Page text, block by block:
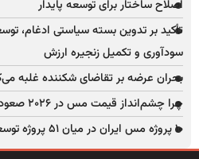
اصلاح ساختار برای توسعه پایدار
تأکید بر تدوین بسته سیاستی ادغام،
سودآوری و تکمیل زنجیره ارزش
بحران عرضه بر تقاضای شکننده غلبه
چرا چشم‌انداز قیمت مس در ۲۰۲۶ صعودی است
۱۰ پروژه مس ایران در میان ۵۱ پروژه توسعه‌ای مس جهان